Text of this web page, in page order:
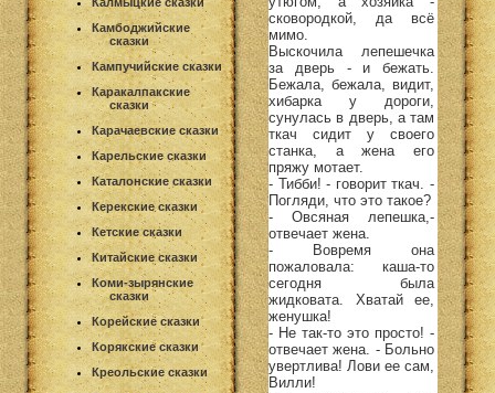
Камбоджийские
сказки
Кампучийские сказки
Каракалпакские
сказки
Карачаевские сказки
Карельские сказки
Каталонские сказки
Керекские сказки
Кетские сказки
Китайские сказки
Коми-зырянские
сказки
Корейские сказки
Корякские сказки
Креольские сказки
сковородкой, да всё
мимо.
Выскочила лепешечка
за дверь - и бежать.
Бежала, бежала, видит,
хибарка у дороги,
сунулась в дверь, а там
ткач сидит у своего
станка, а жена его
пряжу мотает.
- Тибби! - говорит ткач. -
Погляди, что это такое?
- Овсяная лепешка,-
отвечает жена.
- Вовремя она
пожаловала: каша-то
сегодня была
жидковата. Хватай ее,
женушка!
- Не так-то это просто! -
отвечает жена. - Больно
увертлива! Лови ее сам,
Вилли!